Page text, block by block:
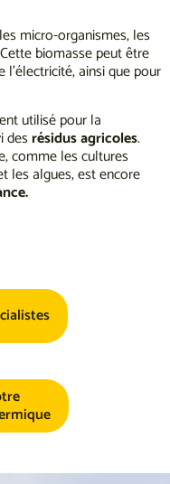
micro-organismes, les
biomasse peut être
ainsi que pour
utilisé pour la
desrésidus agricoles.
comme les cultures
les algues, est encore